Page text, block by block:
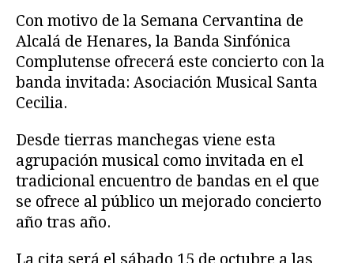
Con motivo de la Semana Cervantina de
Alcalá de Henares, la Banda Sinfónica
Complutense ofrecerá este concierto con la
banda invitada: Asociación Musical Santa
Cecilia.
Desde tierras manchegas viene esta
agrupación musical como invitada en el
tradicional encuentro de bandas en el que
se ofrece al público un mejorado concierto
año tras año.